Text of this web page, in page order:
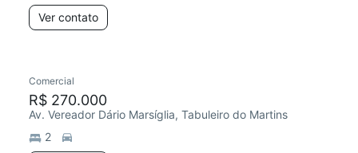
Ver contato
Comercial
R$ 270.000
Av. Vereador Dário Marsíglia, Tabuleiro do Martins
2